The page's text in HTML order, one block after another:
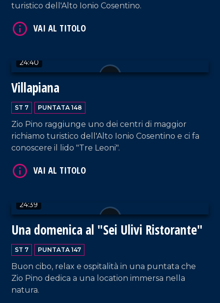
turistico dell'Alto Ionio Cosentino.
24:40
Villapiana
ST 7 PUNTATA 148
Zio Pino raggiunge uno dei centri di maggior
richiamo turistico dell'Alto Ionio Cosentino e ci fa
conoscere il lido "Tre Leoni".
24:39
Una domenica al "Sei Ulivi Ristorante"
ST 7 PUNTATA 147
Buon cibo, relax e ospitalità in una puntata che
Zio Pino dedica a una location immersa nella
natura.
VAI AL TITOLO
VAI AL TITOLO
VAI AL TITOLO